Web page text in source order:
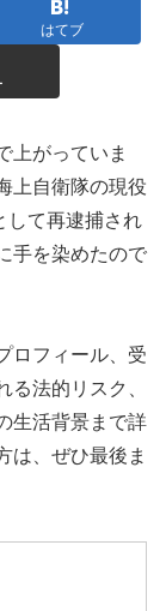
はてブ
上がっていま
上自衛隊の現役
して再逮捕され
手を染めたので
ロフィール、受
法的リスク、
生活背景まで詳
は、ぜひ最後ま